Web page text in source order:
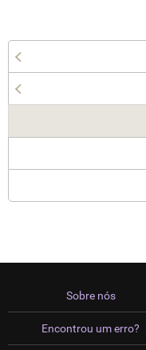
Sobre nós
Encontrou um erro?